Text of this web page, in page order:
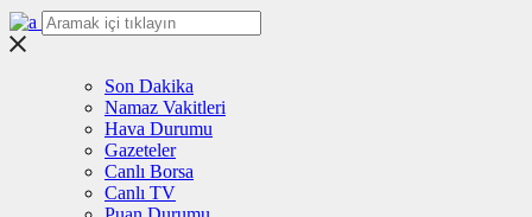
Son Dakika
Namaz Vakitleri
Hava Durumu
Gazeteler
Canlı Borsa
Canlı TV